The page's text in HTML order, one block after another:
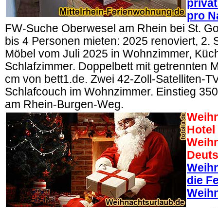
pro
FW-Suche Oberwesel am Rhein bei St.
bis 4 Personen mieten: 2025 renoviert, 2.
Möbel vom Juli 2025 in Wohnzimmer,
Schlafzimmer. Doppelbett mit getrennten
cm von bett1.de. Zwei 42-Zoll-Satelliten-
Schlafcouch im Wohnzimmer. Einstieg
am Rhein-Burgen-Weg.
Hotel
die